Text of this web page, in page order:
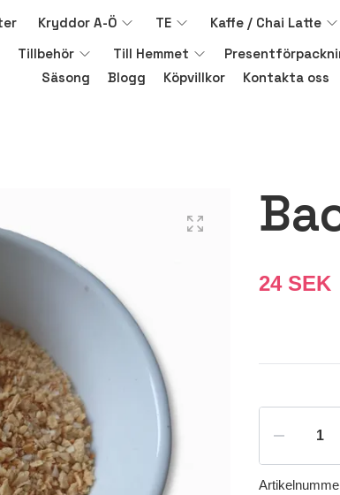
Kryddor A-Ö TE Kaffe / Chai Latte
Tillbehör Till Hemmet
Säsong
Blogg Köpvillkor Kontakta oss
24 SEK